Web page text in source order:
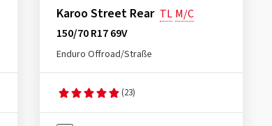
Karoo Street Rear TL M/C
150/70 R17 69V
Enduro Offroad/Straße
(23)